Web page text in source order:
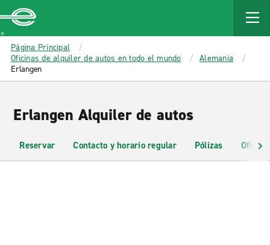
MAIN
CONTENT
Enterprise
Página Principal
Oficinas de alquiler de autos en todo el mundo
Alemania
Erlangen
Erlangen Alquiler de autos
Reservar Contacto y horario regular Pólizas